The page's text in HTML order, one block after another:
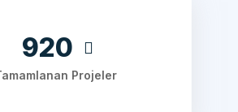
Tamamlanan Projeler